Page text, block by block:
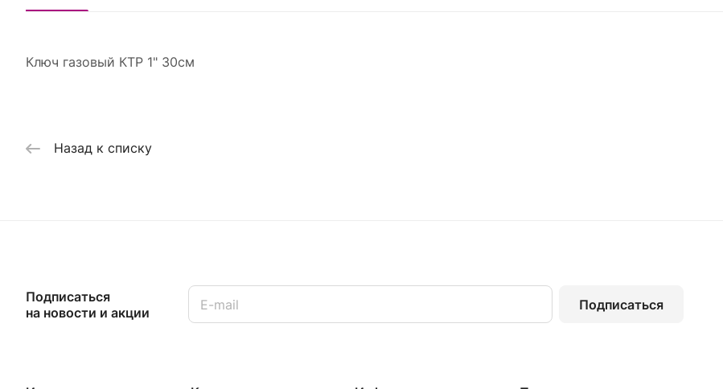
Ключ газовый КТР 1" 30см
Назад к списку
Подписаться
на новости и акции
Подписаться